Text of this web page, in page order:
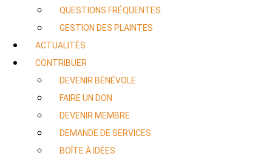
QUESTIONS FRÉQUENTES
GESTION DES PLAINTES
ACTUALITÉS
CONTRIBUER
DEVENIR BÉNÉVOLE
FAIRE UN DON
DEVENIR MEMBRE
DEMANDE DE SERVICES
BOÎTE À IDÉES